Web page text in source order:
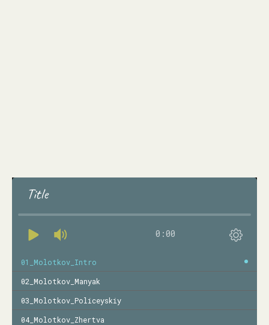
Title
0:00
01_Molotkov_Intro
02_Molotkov_Manyak
03_Molotkov_Policeyskiy
04_Molotkov_Zhertva